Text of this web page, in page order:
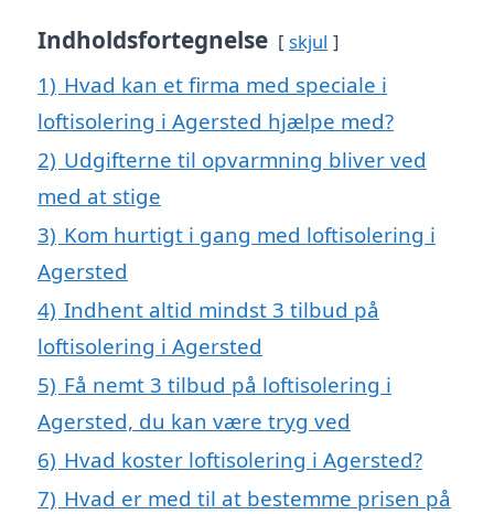
Indholdsfortegnelse skjul
1) Hvad kan et firma med speciale i
loftisolering i Agersted hjælpe med?
2) Udgifterne til opvarmning bliver ved
med at stige
3) Kom hurtigt i gang med loftisolering i
Agersted
4) Indhent altid mindst 3 tilbud på
loftisolering i Agersted
5) Få nemt 3 tilbud på loftisolering i
Agersted, du kan være tryg ved
6) Hvad koster loftisolering i Agersted?
7) Hvad er med til at bestemme prisen på